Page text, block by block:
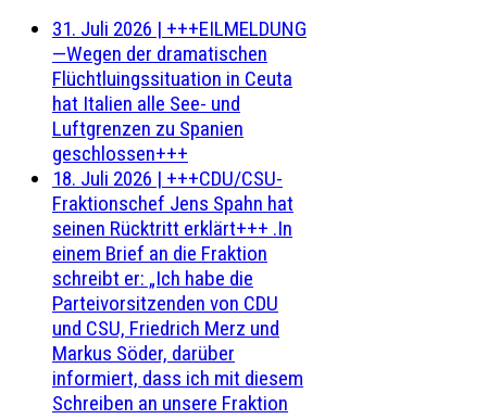
31. Juli 2026 | +++EILMELDUNG
—Wegen der dramatischen
Flüchtluingssituation in Ceuta
hat Italien alle See- und
Luftgrenzen zu Spanien
geschlossen+++
18. Juli 2026 | +++CDU/CSU-
Fraktionschef Jens Spahn hat
seinen Rücktritt erklärt+++ .In
einem Brief an die Fraktion
schreibt er: „Ich habe die
Parteivorsitzenden von CDU
und CSU, Friedrich Merz und
Markus Söder, darüber
informiert, dass ich mit diesem
Schreiben an unsere Fraktion